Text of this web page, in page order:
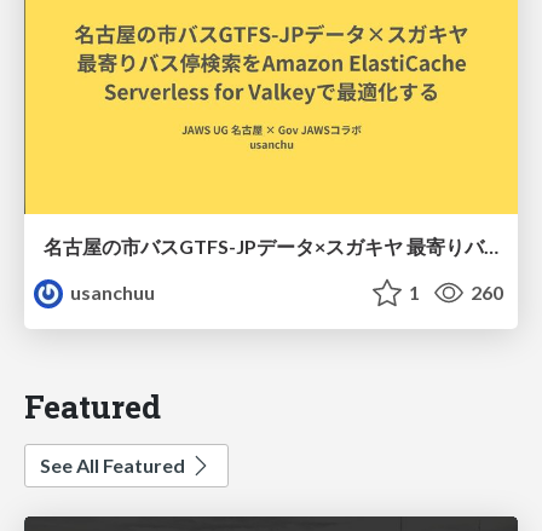
名古屋の市バスGTFS-JPデータ×スガキヤ 最寄りバス停検索をAmazon ElastiCache Serverless for Valkeyで最適化する
usanchuu
1 260
Featured
See All Featured